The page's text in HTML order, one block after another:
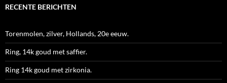
RECENTE BERICHTEN
Torenmolen, zilver, Hollands, 20e eeuw.
Ring, 14k goud met saffier.
Ring 14k goud met zirkonia.